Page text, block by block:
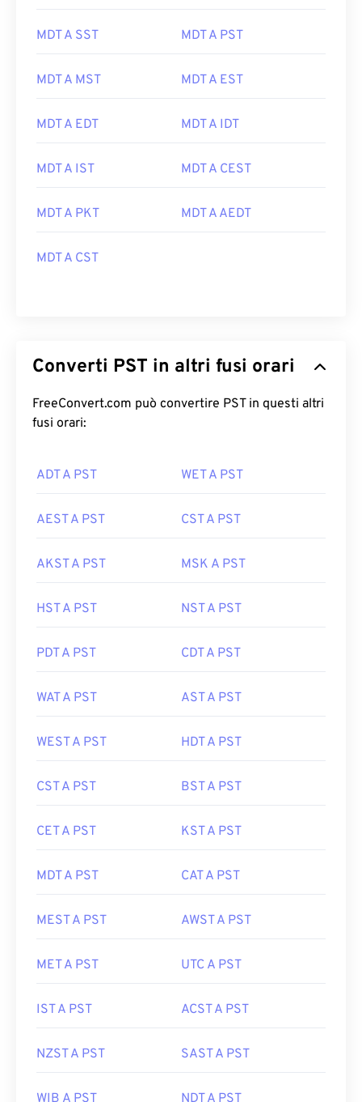
MDT A SST MDT A PST
MDT A MST MDT A EST
MDT A EDT MDT A IDT
MDT A IST MDT A CEST
MDT A PKT MDT A AEDT
MDT A CST
Converti PST in altri fusi orari
FreeConvert.com può convertire PST in questi altri
fusi orari:
ADT A PST WET A PST
AEST A PST CST A PST
AKST A PST MSK A PST
HST A PST NST A PST
PDT A PST CDT A PST
WAT A PST AST A PST
WEST A PST HDT A PST
CST A PST BST A PST
CET A PST KST A PST
MDT A PST CAT A PST
MEST A PST AWST A PST
MET A PST UTC A PST
IST A PST ACST A PST
NZST A PST SAST A PST
WIB A PST NDT A PST